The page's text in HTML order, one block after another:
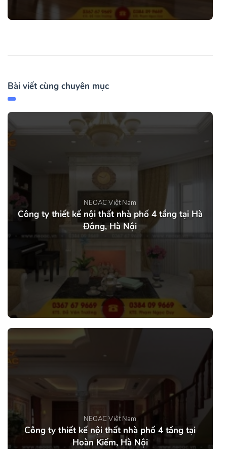
Bài viết cùng chuyên mục
NEOAC Việt Nam
Công ty thiết kế nội thất nhà phố 4 tầng tại Hà
Đông, Hà Nội
NEOAC Việt Nam
Công ty thiết kế nội thất nhà phố 4 tầng tại
Hoàn Kiếm, Hà Nội